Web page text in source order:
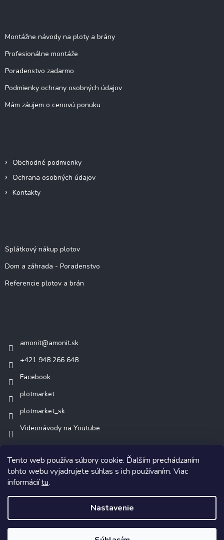
Tento web používa súbory cookie. Ďalším prechádzaním
tohto webu vyjadrujete súhlas s ich používaním. Viac
informáciítu.
Nastavenie
Montážne návody na ploty a brány
Profesionálne montáže
Poradenstvo zadarmo
Podmienky ochrany osobných údajov
Mám záujem o cenovú ponuku
Obchodné podmienky
Ochrana osobných údajov
Kontakty
Splátkový nákup plotov
Dom a záhrada - Poradenstvo
Referencie plotov a brán
amonit@amonit.sk
+421 948 266 648
Facebook
plotmarket
plotmarket_sk
Videonávody na Youtube
Copyright 2026AMONIT.sk. Všetky práva vyhradené.